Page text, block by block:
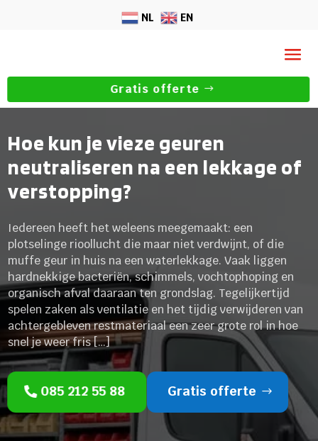
NL EN
Gratis offerte
Hoe kun je vieze geuren
neutraliseren na een lekkage of
verstopping?
Iedereen heeft het weleens meegemaakt: een
plotselinge rioollucht die maar niet verdwijnt, of die
muffe geur in huis na een waterlekkage. Vaak liggen
hardnekkige bacteriën, schimmels, vochtophoping en
organisch afval daaraan ten grondslag. Tegelijkertijd
spelen zaken als ventilatie en het tijdig verwijderen van
achtergebleven restmateriaal een zeer grote rol in hoe
snel je weer fris […]
085 212 55 88 Gratis offerte